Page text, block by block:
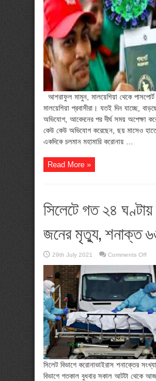
৬
মাসেও
হচ্ছে
সুরাহা
আশরাফুল মামুন, মালয়েশিয়া থেকে
মালয়েশিয়া প্রবাসীরা। যতই দিন যাচ্ছে,
অভিযোগ, আবেদনের পর দীর্ঘ সময় অপেক্ষা
কেউ কেউ অভিযোগ করেছেন, ছয় মাসেও হাতে
একদিকে চলমান মহামারি করোনায় ...
Read More »
সিলেটে গত ২৪
জনের মৃত্যু, শনাক্ত
29th July 2021 Comments Offon
গত
২৪
১২
জনের
মৃত্যু,
৬৬০
সিলেট বিভাগে করোনাভাইরাস শনাক্তের
বিভাগে গতকাল বুধবার সকাল আটটা থেকে